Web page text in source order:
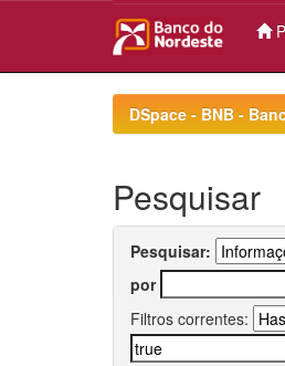
DSpace - BNB -
Pesquisar
Pesquisar:
por
Filtros correntes: